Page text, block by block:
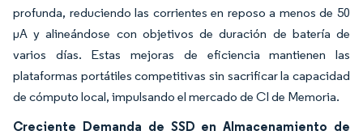
profunda, reduciendo las corrientes en reposo a menos de 50
µA y alineándose con objetivos de duración de batería de
varios días. Estas mejoras de eficiencia mantienen las
plataformas portátiles competitivas sin sacrificar la capacidad
de cómputo local, impulsando el mercado de CI de Memoria.
Creciente Demanda de SSD en Almacenamiento de